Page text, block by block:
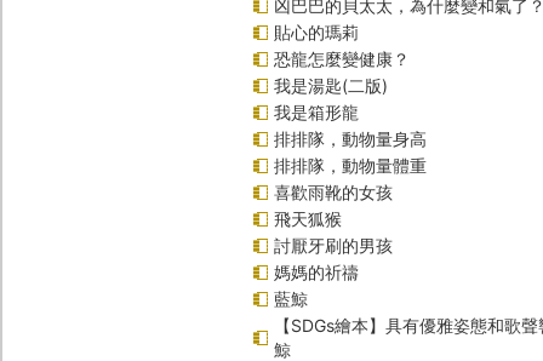
凶巴巴的貝太太，為什麼變和氣了
貼心的瑪莉
恐龍怎麼變健康？
我是湯匙(二版)
我是箱形龍
排排隊，動物量身高
排排隊，動物量體重
喜歡雨靴的女孩
飛天狐猴
討厭牙刷的男孩
媽媽的祈禱
藍鯨
【SDGs繪本】具有優雅姿態和歌
鯨